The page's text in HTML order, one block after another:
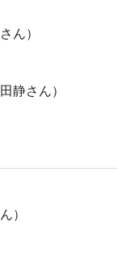
ん）
静さん）
）